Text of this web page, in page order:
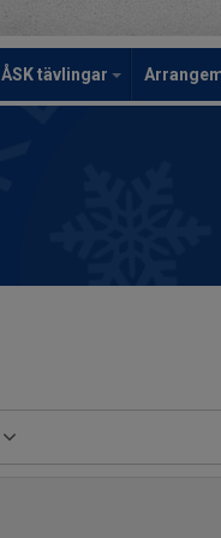
ÅSK tävlingar